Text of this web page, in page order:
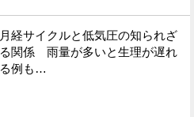
月経サイクルと低気圧の知られざ
る関係 雨量が多いと生理が遅れ
る例も…